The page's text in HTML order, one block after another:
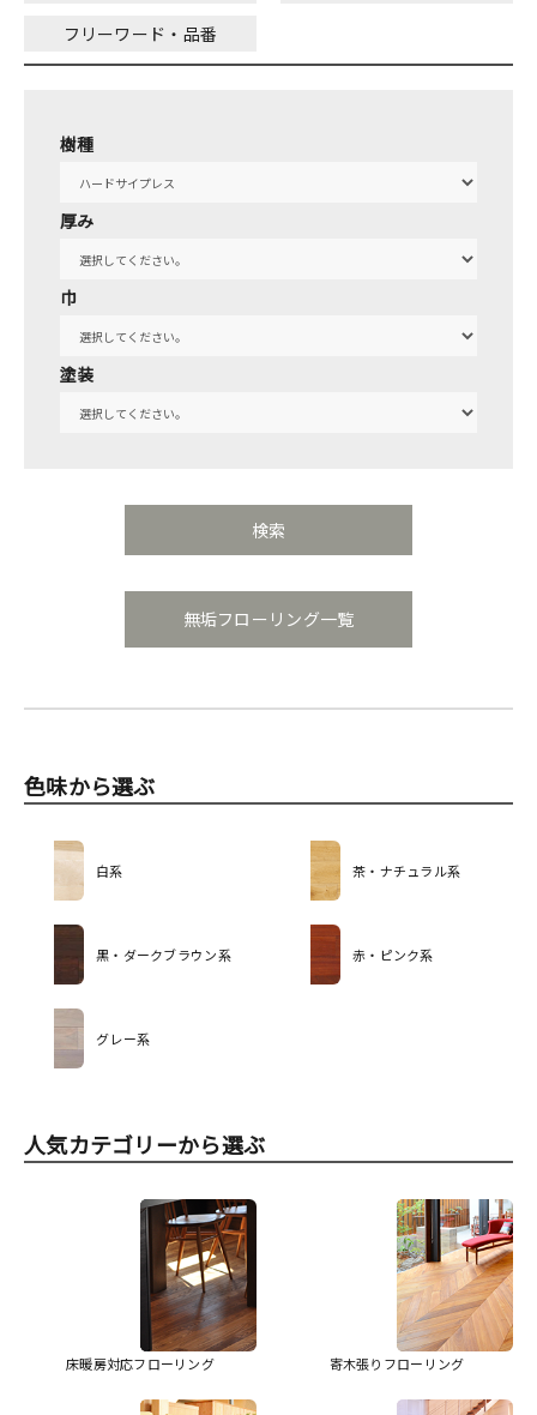
フリーワード・品番
樹種
厚み
巾
塗装
無垢フローリング一覧
色味から選ぶ
白系 茶・ナチュラル系
黒・ダークブラウン系 赤・ピンク系
グレー系
人気カテゴリーから選ぶ
床暖房対応フローリング 寄木張りフローリング